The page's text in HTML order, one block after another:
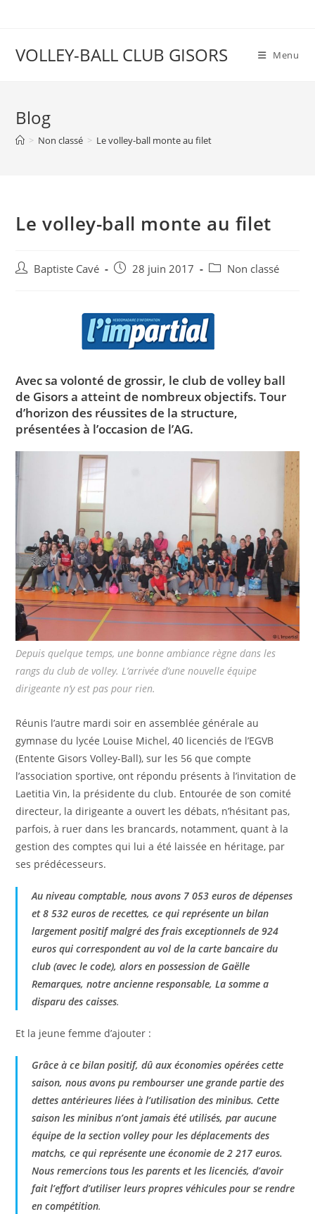
VOLLEY-BALL CLUB GISORS Menu
Blog
> Non classé > Le volley-ball monte au filet
Le volley-ball monte au filet
Baptiste Cavé 28 juin 2017 Non classé
Avec sa volonté de grossir, le club de volley ball
de Gisors a atteint de nombreux objectifs. Tour
d’horizon des réussites de la structure,
présentées à l’occasion de l’AG.
Depuis quelque temps, une bonne ambiance règne dans les
rangs du club de volley. L’arrivée d’une nouvelle équipe
dirigeante n’y est pas pour rien.
Réunis l’autre mardi soir en assemblée générale au
gymnase du lycée Louise Michel, 40 licenciés de l’EGVB
(Entente Gisors Volley-Ball), sur les 56 que compte
l’association sportive, ont répondu présents à l’invitation de
Laetitia Vin, la présidente du club. Entourée de son comité
directeur, la dirigeante a ouvert les débats, n’hésitant pas,
parfois, à ruer dans les brancards, notamment, quant à la
gestion des comptes qui lui a été laissée en héritage, par
ses prédécesseurs.
Au niveau comptable, nous avons 7 053 euros de dépenses
et 8 532 euros de recettes, ce qui représente un bilan
largement positif malgré des frais exceptionnels de 924
euros qui correspondent au vol de la carte bancaire du
club (avec le code), alors en possession de Gaëlle
Remarques, notre ancienne responsable, La somme a
disparu des caisses.
Et la jeune femme d’ajouter :
Grâce à ce bilan positif, dû aux économies opérées cette
saison, nous avons pu rembourser une grande partie des
dettes antérieures liées à l’utilisation des minibus. Cette
saison les minibus n’ont jamais été utilisés, par aucune
équipe de la section volley pour les déplacements des
matchs, ce qui représente une économie de 2 217 euros.
Nous remercions tous les parents et les licenciés, d’avoir
fait l’effort d’utiliser leurs propres véhicules pour se rendre
en compétition.